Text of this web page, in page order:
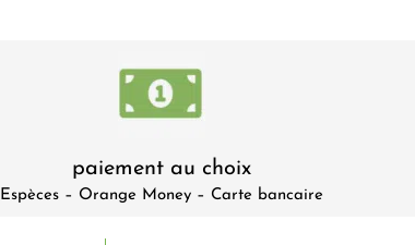
paiement au choix
Espèces – Orange Money – Carte bancaire